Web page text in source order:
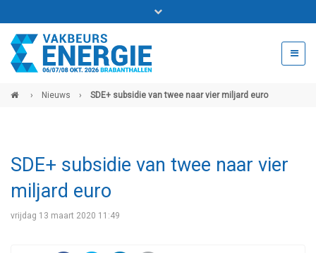
Bel ons voor info 0294 - 74 50 70
beurs@54events.nl
› Nieuws › SDE+ subsidie van twee naar vier miljard euro
SDE+ subsidie van twee naar vier
miljard euro
vrijdag 13 maart 2020 11:49